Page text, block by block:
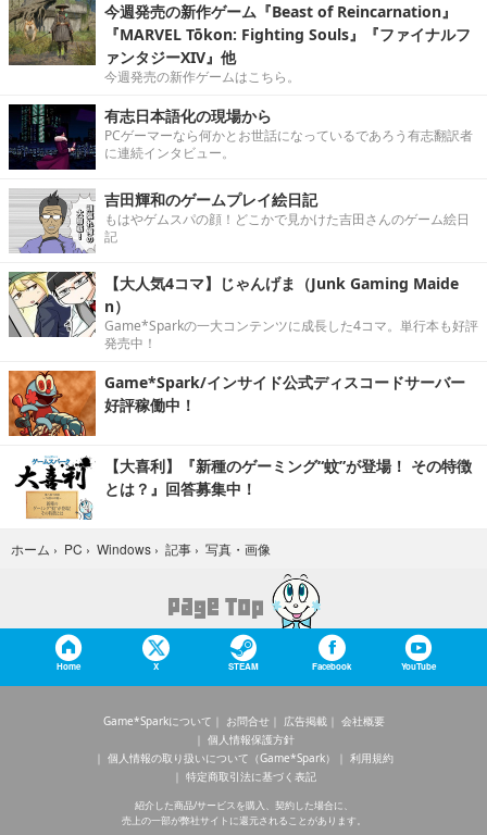
今週発売の新作ゲーム『Beast of Reincarnation』
『MARVEL Tōkon: Fighting Souls』『ファイナルフ
ァンタジーXIV』他
今週発売の新作ゲームはこちら。
有志日本語化の現場から
PCゲーマーなら何かとお世話になっているであろう有志翻訳者
に連続インタビュー。
吉田輝和のゲームプレイ絵日記
もはやゲムスパの顔！どこかで見かけた吉田さんのゲーム絵日
記
【大人気4コマ】じゃんげま（Junk Gaming Maide
n）
Game*Sparkの一大コンテンツに成長した4コマ。単行本も好評
発売中！
Game*Spark/インサイド公式ディスコードサーバー
好評稼働中！
【大喜利】『新種のゲーミング“蚊”が登場！ その特徴
とは？』回答募集中！
ホーム › PC › Windows › 記事 › 写真・画像
Home X STEAM Facebook YouTube
Game*Sparkについて お問合せ 広告掲載
会社概要
個人情報保護方針
個人情報の取り扱いについて（Game*Spark）
利用規約
特定商取引法に基づく表記
紹介した商品/サービスを購入、契約した場合に、
売上の一部が弊社サイトに還元されることがあります。